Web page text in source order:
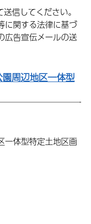
信してください。
に関する法律に基づ
広告宣伝メールの送
周辺地区一体型
一体型特定土地区画